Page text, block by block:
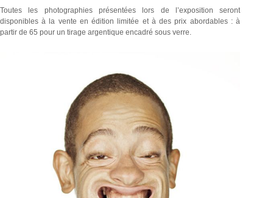
Toutes les photographies présentées lors de l’exposition seront
disponibles à la vente en édition limitée et à des prix abordables : à
partir de 65 pour un tirage argentique encadré sous verre.